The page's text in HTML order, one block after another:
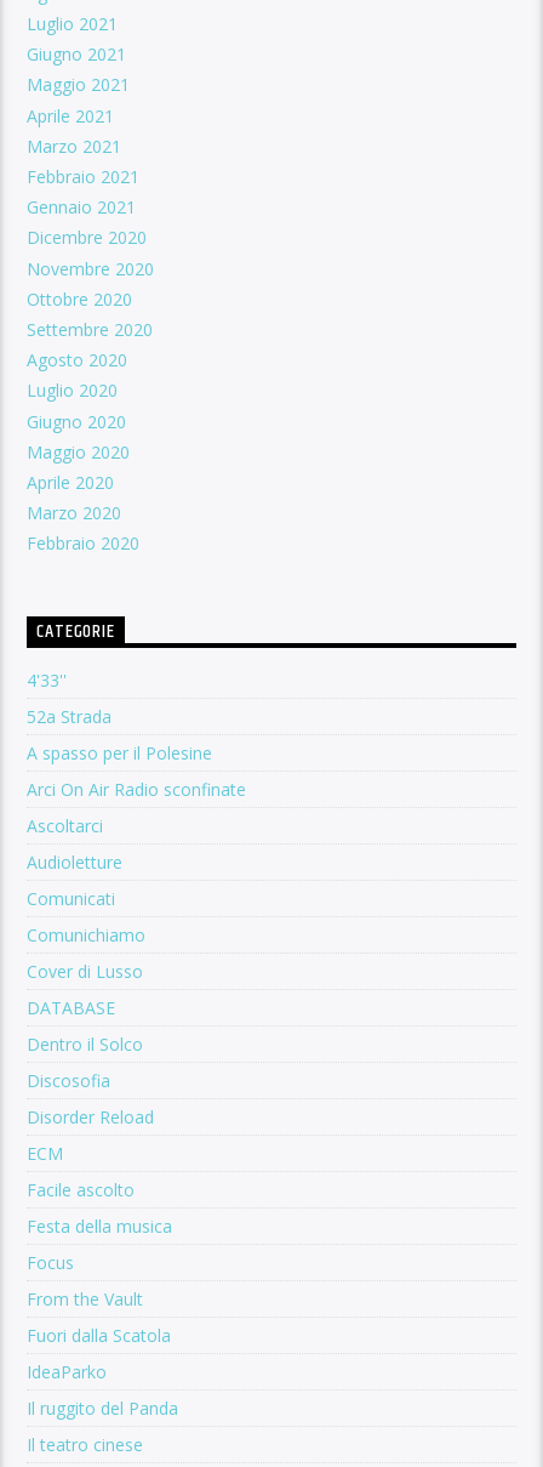
Luglio 2021
Giugno 2021
Maggio 2021
Aprile 2021
Marzo 2021
Febbraio 2021
Gennaio 2021
Dicembre 2020
Novembre 2020
Ottobre 2020
Settembre 2020
Agosto 2020
Luglio 2020
Giugno 2020
Maggio 2020
Aprile 2020
Marzo 2020
Febbraio 2020
CATEGORIE
4'33''
52a Strada
A spasso per il Polesine
Arci On Air Radio sconfinate
Ascoltarci
Audioletture
Comunicati
Comunichiamo
Cover di Lusso
DATABASE
Dentro il Solco
Discosofia
Disorder Reload
ECM
Facile ascolto
Festa della musica
Focus
From the Vault
Fuori dalla Scatola
IdeaParko
Il ruggito del Panda
Il teatro cinese